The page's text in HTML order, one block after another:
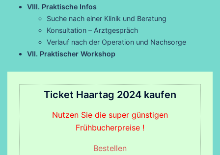
VIII. Praktische Infos
Suche nach einer Klinik und Beratung
Konsultation – Arztgespräch
Verlauf nach der Operation und Nachsorge
VII. Praktischer Workshop
Ticket Haartag 2024 kaufen
Nutzen Sie die super günstigen
Frühbucherpreise !
Bestellen